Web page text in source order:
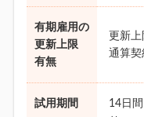
有期雇用の
更新上限
有無
更新
通算契
試用期間
14日